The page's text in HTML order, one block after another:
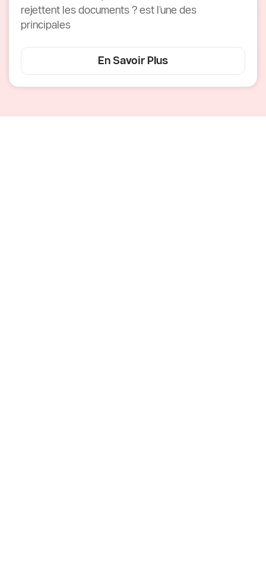
rejettent les documents ? est l’une des
principales
En Savoir Plus